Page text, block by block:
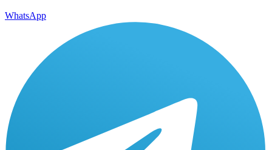
WhatsApp